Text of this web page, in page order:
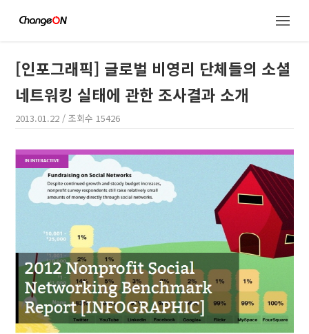
[인포그래픽] 글로벌 비영리 단체들의 소셜
네트워킹 실태에 관한 조사결과 소개
2013.01.22 / 조회수15426